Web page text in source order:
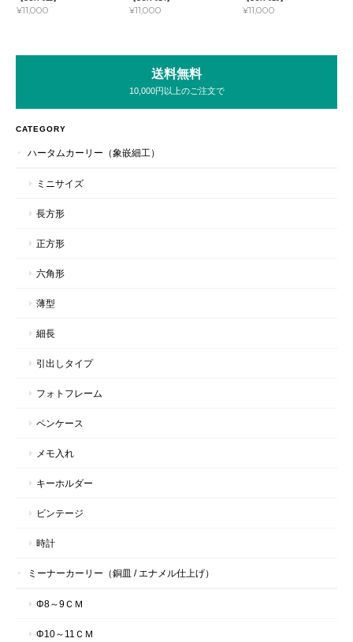
¥11,000 ¥11,000 ¥11,000
送料無料
10,000円以上のご注文で
CATEGORY
ハータムカーリー（象嵌細工）
ミニサイズ
長方形
正方形
六角形
薄型
細長
引出しタイプ
フォトフレーム
ペンケース
メモ入れ
キーホルダー
ビンテージ
時計
ミーナーカーリー（銅皿 / エナメル仕上げ）
Φ8～9ＣＭ
Φ10～11ＣＭ